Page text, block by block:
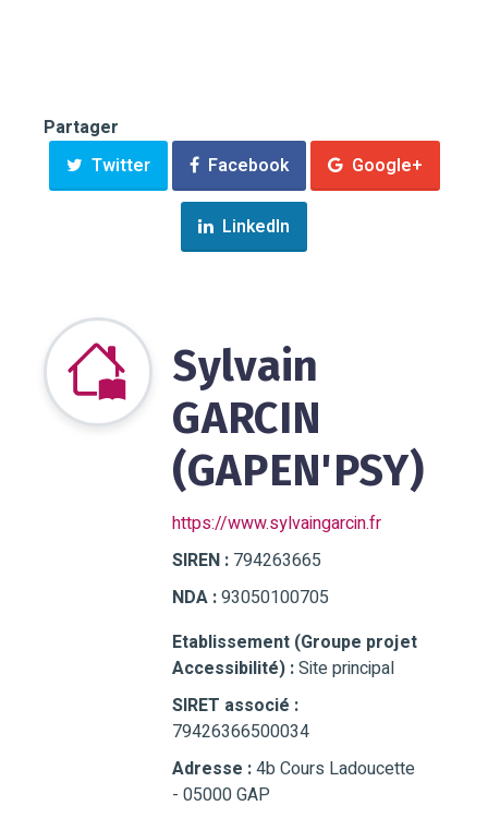
Partager
Twitter
Facebook Google+
LinkedIn
Sylvain
GARCIN
(GAPEN'PSY)
https://www.sylvaingarcin.fr
SIREN : 794263665
NDA :93050100705
Etablissement (Groupe projet
Accessibilité) :Site principal
SIRET associé :
79426366500034
Adresse :4b Cours Ladoucette
- 05000 GAP